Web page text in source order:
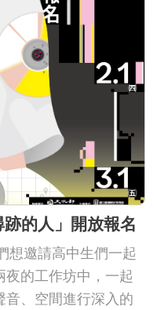
的人」開放報名
想邀請高中生們一起
的工作坊中，一起
、空間進行深入的